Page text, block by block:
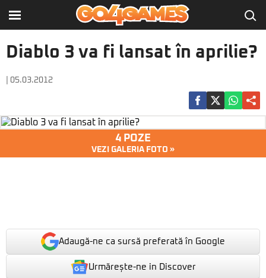
Diablo 3 va fi lansat în aprilie?
| 05.03.2012
4 POZE
VEZI GALERIA FOTO »
Adaugă-ne ca sursă preferată în Google
Urmărește-ne in Discover